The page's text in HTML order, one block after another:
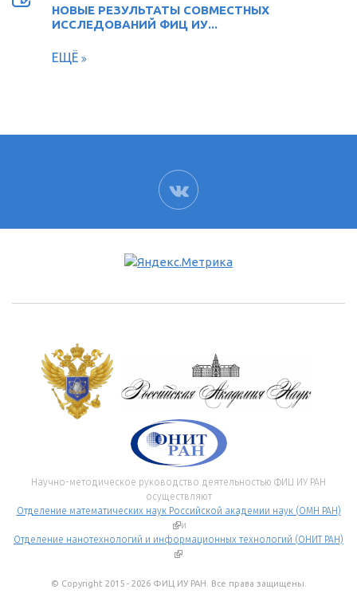
НОВЫЕ РЕЗУЛЬТАТЫ СОВМЕСТНЫХ
ИССЛЕДОВАНИЙ ФИЦ ИУ...
ЕЩЁ
ВК
Научно-методическое руководство деятельностью ФИЦ ИУ РАН
осуществляют
Отделение математических наук Российской академии наук (ОМН РАН)
(внешняя ссылка)
и
Отделение нанотехнологий и информационных технологий (ОНИТ РАН)
(внешняя ссылка)
.
© Copyright 2015 - 2026 ФИЦ ИУ РАН. Все права защищены.